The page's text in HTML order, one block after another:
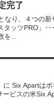
完了
なり、４つの
ッツPRO」･
を...
Six Apartは
ビスの米Six